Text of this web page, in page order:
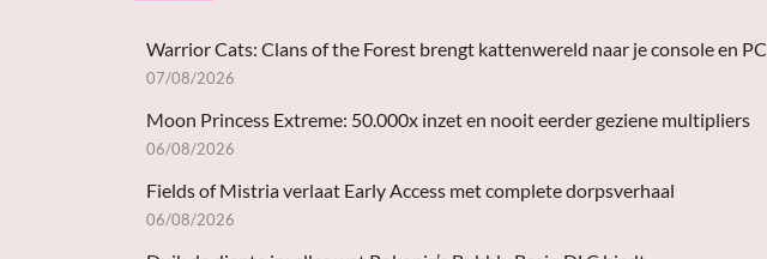
Warrior Cats: Clans of the Forest brengt kattenwereld naar je console en PC
07/08/2026
Moon Princess Extreme: 50.000x inzet en nooit eerder geziene multipliers
06/08/2026
Fields of Mistria verlaat Early Access met complete dorpsverhaal
06/08/2026